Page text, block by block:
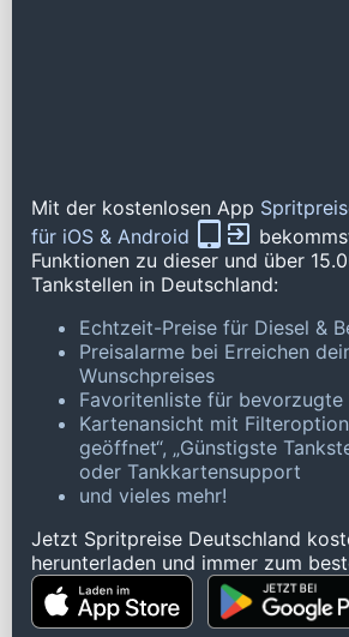
Mit der kostenlosen App
für iOS & Android
Funktionen zu dieser und über
Tankstellen in Deutschland:
Echtzeit-Preise für Diesel &
Preisalarme bei Erreichen
Wunschpreises
Favoritenliste für bevorzugte
Kartenansicht mit
geöffnet“, „Günstigste
oder Tankkartensupport
und vieles mehr!
Jetzt Spritpreise Deutschland
herunterladen und immer zum